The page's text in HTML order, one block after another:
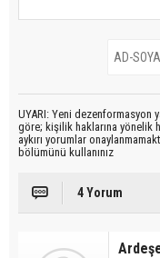
UYARI: Yeni dezenformasyon
göre; kişilik haklarına yönelik
aykırı yorumlar
bölümünü kullanınız
4 Yorum